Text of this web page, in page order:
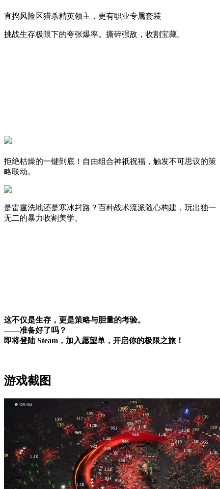
直捣风险区猎杀精英领主，更有职业专属套装
挑战生存极限下的夸张爆率。撕碎强敌，收割宝藏。
拒绝枯燥的一键到底！自由组合神祇祝福，触发不可思议的策
略联动。
是雷霆洗地还是寒冰封路？百种战术流派随心构建，玩出独一
无二的暴力收割美学。
这不仅是生存，更是策略与胆量的考验。
——准备好了吗？
即将登陆 Steam，加入愿望单，开启你的极限之旅！
游戏截图